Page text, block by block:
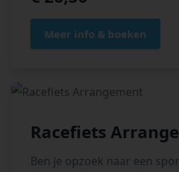
Meer info & boeken
Racefiets
Ben je opzoek naar een